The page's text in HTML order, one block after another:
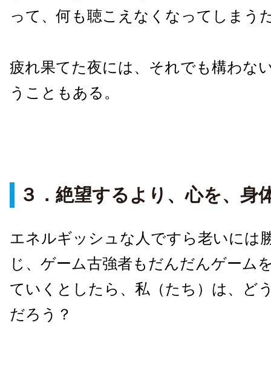
って、何も聴こえなくなってしまう
疲れ果てた夜には、それでも構わな
うこともある。
３．絶望するより、心を、身
エネルギッシュな人ですら老いには
じ、ゲーム古強者もだんだんゲーム
ていくとしたら、私（たち）は、ど
だろう？